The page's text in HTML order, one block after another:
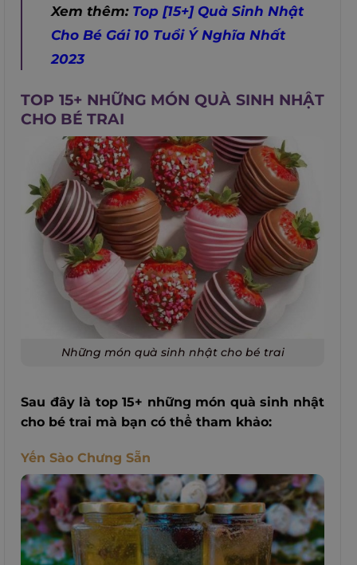
Xem thêm: Top [15+] Quà Sinh Nhật
Cho Bé Gái 10 Tuổi Ý Nghĩa Nhất
2023
TOP 15+ NHỮNG MÓN QUÀ SINH NHẬT
CHO BÉ TRAI
Những món quà sinh nhật cho bé trai
Sau đây là top 15+ những món quà sinh nhật
cho bé trai mà bạn có thể tham khảo:
Yến Sào Chưng Sẵn